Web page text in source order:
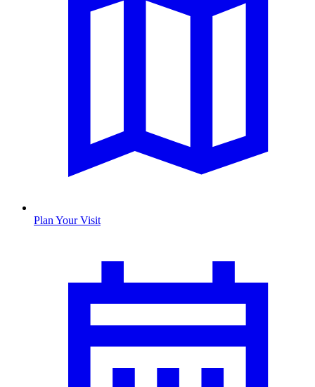
Plan Your Visit